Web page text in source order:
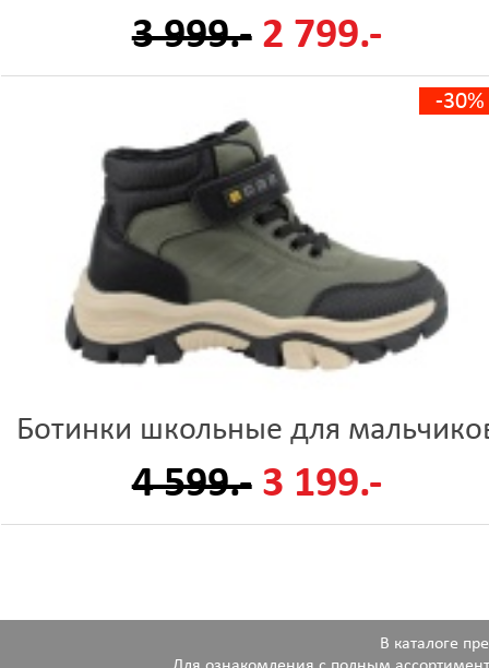
3 999.- 2 799.-
-30%
Ботинки школьные для
4 599.- 3 199.-
В каталоге